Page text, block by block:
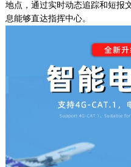
地点，通过实时动态追踪和短报
息能够直达指挥中心。